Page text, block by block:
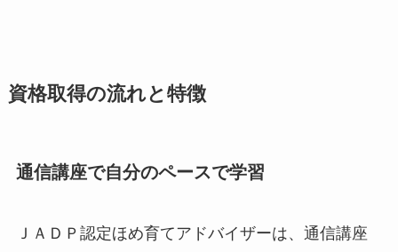
資格取得の流れと特徴
通信講座で自分のペースで学習
ＪＡＤＰ認定ほめ育てアドバイザーは、通信講座